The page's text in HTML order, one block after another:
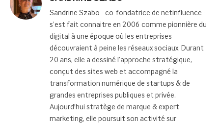
by
Sandrine Szabo - co-fondatrice de netinfluence -
s’est fait connaitre en 2006 comme pionnière du
digital à une époque où les entreprises
découvraient à peine les réseaux sociaux. Durant
20 ans, elle a dessiné l’approche stratégique,
conçut des sites web et accompagné la
transformation numérique de startups & de
grandes entreprises publiques et privée.
Aujourd'hui stratège de marque & expert
marketing, elle poursuit son activité sur